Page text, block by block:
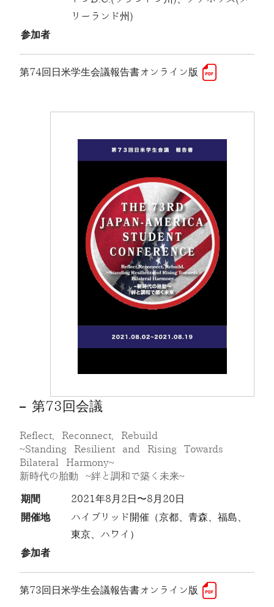
リーランド州)
参加者
第74回日米学生会議報告書オンライン版
第73回会議
Reflect, Reconnect, Rebuild
~Standing Resilient and Rising Towards
Bilateral Harmony~
新時代の胎動 ~絆と調和で築く未来~
期間
2021年8月2日〜8月20日
開催地
ハイブリッド開催（京都、青森、福島、
東京、ハワイ）
参加者
第73回日米学生会議報告書オンライン版